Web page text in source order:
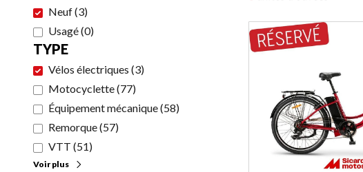
Neuf(3)
Usagé(0)
TYPE
Vélos électriques (3)
Motocyclette(77)
Équipement mécanique(58)
Remorque(57)
VTT (51)
Voir plus